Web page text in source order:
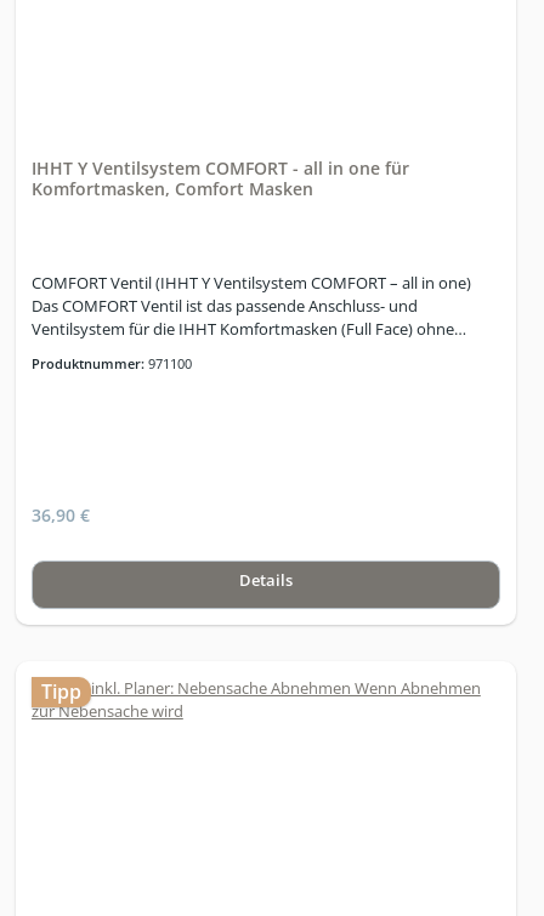
IHHT Y Ventilsystem COMFORT - all in one für
Komfortmasken, Comfort Masken
COMFORT Ventil (IHHT Y Ventilsystem COMFORT – all in one)
Das COMFORT Ventil ist das passende Anschluss- und
Ventilsystem für die IHHT Komfortmasken (Full Face) ohne
System-Schnittstelle und sorgt dafür, dass die Atemluft im IHHT-
Produktnummer: 971100
36,90 €
Details
Tipp